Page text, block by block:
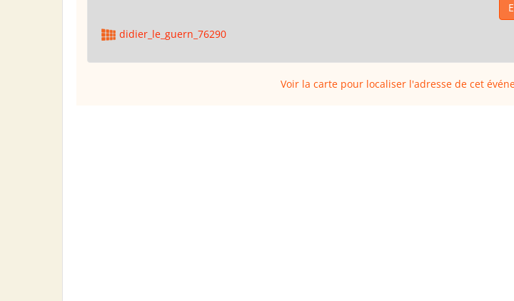
didier_le_guern_76290
Voir la carte pour localiser l'adresse de cet